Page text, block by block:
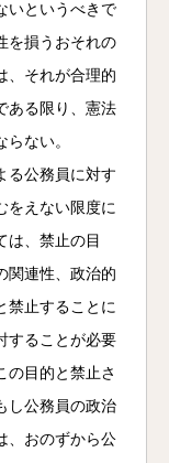
いというべきで
を損うおそれの
、それが合理的
ある限り、憲法
ない。
る公務員に対す
をえない限度に
は、禁止の目
関連性、政治的
禁止することに
することが必要
の目的と禁止さ
し公務員の政治
、おのずから公